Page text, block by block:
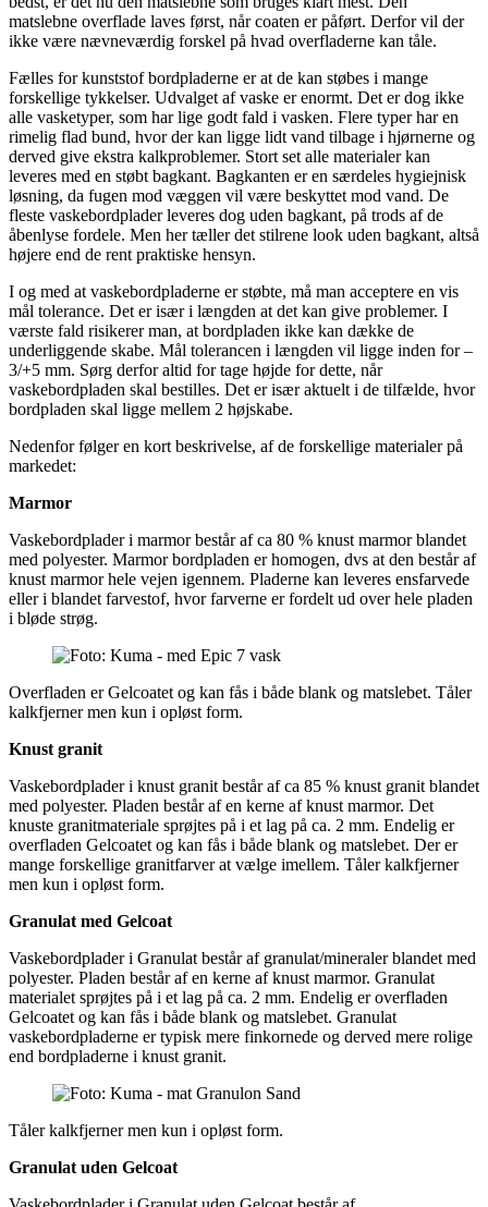
matslebne overflade laves først, når coaten er påført. Derfor vil der
ikke være nævneværdig forskel på hvad overfladerne kan tåle.
Fælles for kunststof bordpladerne er at de kan støbes i mange
forskellige tykkelser. Udvalget af vaske er enormt. Det er dog ikke
alle vasketyper, som har lige godt fald i vasken. Flere typer har en
rimelig flad bund, hvor der kan ligge lidt vand tilbage i hjørnerne og
derved give ekstra kalkproblemer. Stort set alle materialer kan
leveres med en støbt bagkant. Bagkanten er en særdeles hygiejnisk
løsning, da fugen mod væggen vil være beskyttet mod vand. De
fleste vaskebordplader leveres dog uden bagkant, på trods af de
åbenlyse fordele. Men her tæller det stilrene look uden bagkant, altså
højere end de rent praktiske hensyn.
I og med at vaskebordpladerne er støbte, må man acceptere en vis
mål tolerance. Det er især i længden at det kan give problemer. I
værste fald risikerer man, at bordpladen ikke kan dække de
underliggende skabe. Mål tolerancen i længden vil ligge inden for –
3/+5 mm. Sørg derfor altid for tage højde for dette, når
vaskebordpladen skal bestilles. Det er især aktuelt i de tilfælde, hvor
bordpladen skal ligge mellem 2 højskabe.
Nedenfor følger en kort beskrivelse, af de forskellige materialer på
markedet:
Marmor
Vaskebordplader i marmor består af ca 80 % knust marmor blandet
med polyester. Marmor bordpladen er homogen, dvs at den består af
knust marmor hele vejen igennem. Pladerne kan leveres ensfarvede
eller i blandet farvestof, hvor farverne er fordelt ud over hele pladen
i bløde strøg.
Overfladen er Gelcoatet og kan fås i både blank og matslebet. Tåler
kalkfjerner men kun i opløst form.
Knust granit
Vaskebordplader i knust granit består af ca 85 % knust granit blandet
med polyester. Pladen består af en kerne af knust marmor. Det
knuste granitmateriale sprøjtes på i et lag på ca. 2 mm. Endelig er
overfladen Gelcoatet og kan fås i både blank og matslebet. Der er
mange forskellige granitfarver at vælge imellem. Tåler kalkfjerner
men kun i opløst form.
Granulat med Gelcoat
Vaskebordplader i Granulat består af granulat/mineraler blandet med
polyester. Pladen består af en kerne af knust marmor. Granulat
materialet sprøjtes på i et lag på ca. 2 mm. Endelig er overfladen
Gelcoatet og kan fås i både blank og matslebet. Granulat
vaskebordpladerne er typisk mere finkornede og derved mere rolige
end bordpladerne i knust granit.
Tåler kalkfjerner men kun i opløst form.
Granulat uden Gelcoat